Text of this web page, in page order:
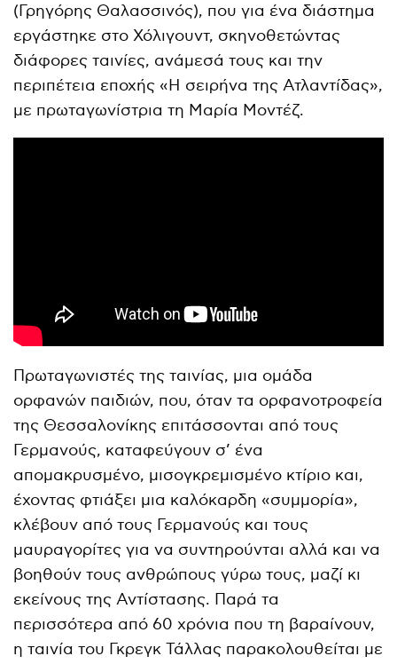
(Γρηγόρης Θαλασσινός), που για ένα διάστημα
εργάστηκε στο Χόλιγουντ, σκηνοθετώντας
διάφορες ταινίες, ανάμεσά τους και την
περιπέτεια εποχής «Η σειρήνα της Ατλαντίδας»,
με πρωταγωνίστρια τη Μαρία Μοντέζ.
Πρωταγωνιστές της ταινίας, μια ομάδα
ορφανών παιδιών, που, όταν τα ορφανοτροφεία
της Θεσσαλονίκης επιτάσσονται από τους
Γερμανούς, καταφεύγουν σ’ ένα
απομακρυσμένο, μισογκρεμισμένο κτίριο και,
έχοντας φτιάξει μια καλόκαρδη «συμμορία»,
κλέβουν από τους Γερμανούς και τους
μαυραγορίτες για να συντηρούνται αλλά και να
βοηθούν τους ανθρώπους γύρω τους, μαζί κι
εκείνους της Αντίστασης. Παρά τα
περισσότερα από 60 χρόνια που τη βαραίνουν,
η ταινία του Γκρεγκ Τάλλας παρακολουθείται με